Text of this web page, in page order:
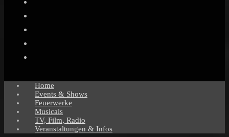
Home
Events & Shows
Feuerwerke
Musicals
TV, Film, Radio
Veranstaltungen & Infos